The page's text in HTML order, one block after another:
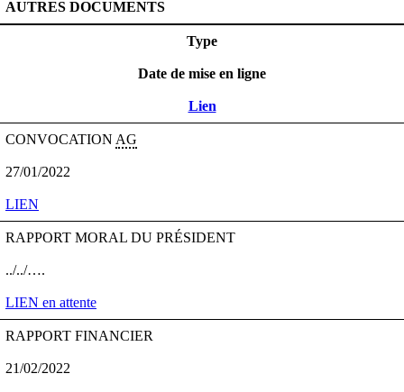
AUTRES DOCUMENTS
Type
Date de mise en ligne
Lien
CONVOCATION AG
27/01/2022
LIEN
RAPPORT MORAL DU PRÉSIDENT
../../….
LIEN en attente
RAPPORT FINANCIER
21/02/2022